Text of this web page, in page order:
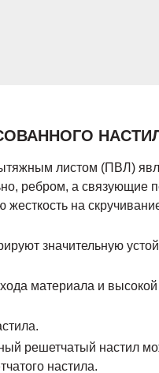
листом (ПВЛ)
ребром, а
на
значительную
материала и
решетчатый настил
настила.